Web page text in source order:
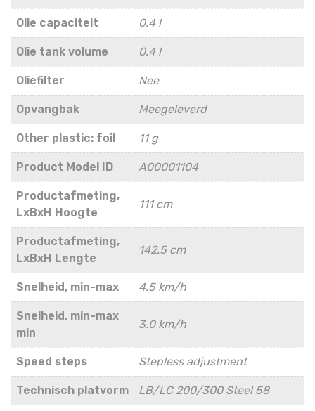
Olie capaciteit 0.4 l
Olie tank volume 0.4 l
Oliefilter Nee
Opvangbak Meegeleverd
Other plastic: foil 11 g
Product Model ID A00001104
Productafmeting,
LxBxH Hoogte
111 cm
Productafmeting,
LxBxH Lengte
142.5 cm
Snelheid, min-max 4.5 km/h
Snelheid, min-max
min
3.0 km/h
Speed steps Stepless adjustment
Technisch platvorm LB/LC 200/300 Steel 58